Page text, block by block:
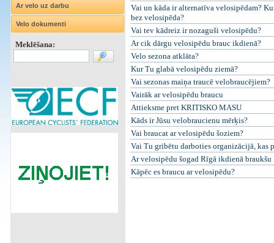
Ar velo uz darbu
Velo dokumenti
Meklēšana:
Vai un kāda ir alternatīva velosipēdam?
bez velosipēda?
Vai tev kādreiz ir nozaguši velosipēdu?
Ar cik dārgu velosipēdu brauc ikdienā?
Velo sezona atklāta?
Kur Tu glabā velosipēdu ziemā?
Vai sezonas maiņa traucē velobraucējiem?
Vairāk ar velosipēdu braucu
Attieksme pret KRITISKO MASU
Kāds ir Jūsu velobraucienu mērķis?
Vai braucat ar velosipēdu šoziem?
Vai Tu gribētu darboties organizācijā, kas
Ar velosipēdu šogad Rīgā ikdienā braukšu
Kāpēc es braucu ar velosipēdu?